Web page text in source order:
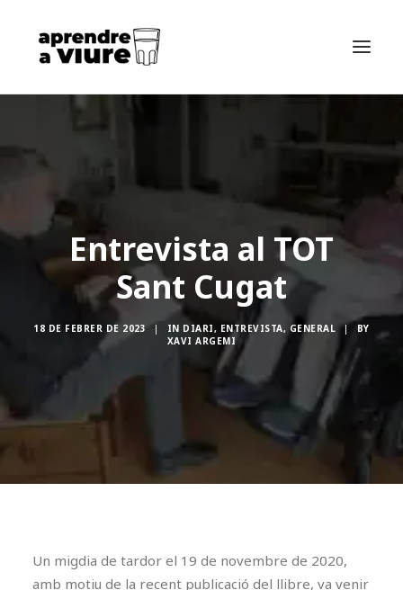
SOBRE EL LLIBRE
SEARCH
ES
POSTS
Entrevista al TOT
Sant Cugat
18 DE FEBRER DE 2023 | IN DIARI, ENTREVISTA, GENERAL |
BY
XAVI ARGEMI
Un migdia de tardor el 19 de novembre de 2020,
amb motiu de la recent publicació del llibre, va venir